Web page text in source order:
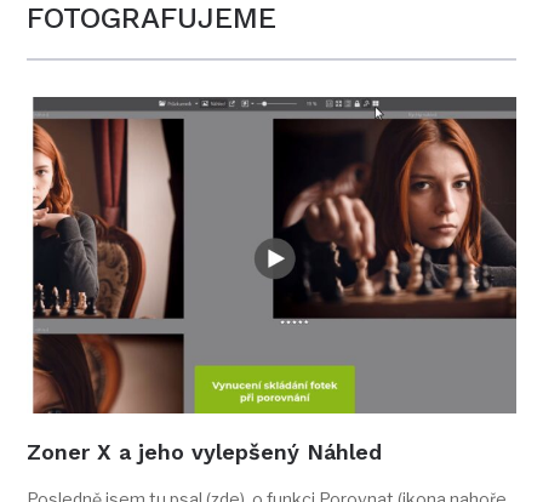
FOTOGRAFUJEME
Zoner X a jeho vylepšený Náhled